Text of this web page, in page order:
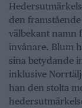
den
välbekant namn
invånare. Blum
sina betydande
inklusive
han den stolta